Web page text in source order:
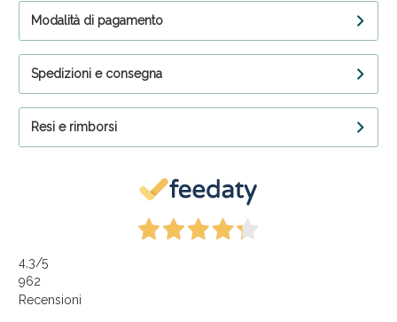
Modalità di pagamento
Spedizioni e consegna
Resi e rimborsi
4,3/5
962
Recensioni